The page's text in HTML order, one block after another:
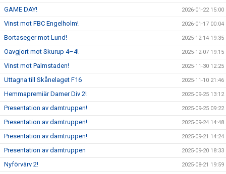
GAME DAY! 2026-01-22 15:00
Vinst mot FBC Engelholm! 2026-01-17 00:04
Bortaseger mot Lund! 2025-12-14 19:35
Oavgjort mot Skurup 4–4! 2025-12-07 19:15
Vinst mot Palmstaden! 2025-11-30 12:25
Uttagna till Skånelaget F16 2025-11-10 21:46
Hemmapremiär Damer Div 2! 2025-09-25 13:12
Presentation av damtruppen! 2025-09-25 09:22
Presentation av damtruppen! 2025-09-24 14:48
Presentation av damtruppen! 2025-09-21 14:24
Presentation av damtruppen 2025-09-20 18:33
Nyförvärv 2! 2025-08-21 19:59